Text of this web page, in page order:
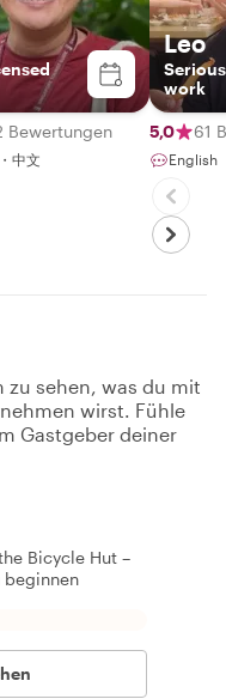
Bewertungen
中文
Leo
work
5,0 61
English
zu sehen, was du mit
wirst. Fühle
Gastgeber deiner
Bicycle Hut –
beginnen